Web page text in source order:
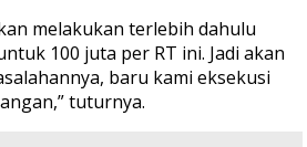
melakukan terlebih dahulu
100 juta per RT ini. Jadi akan
baru kami eksekusi
tuturnya.